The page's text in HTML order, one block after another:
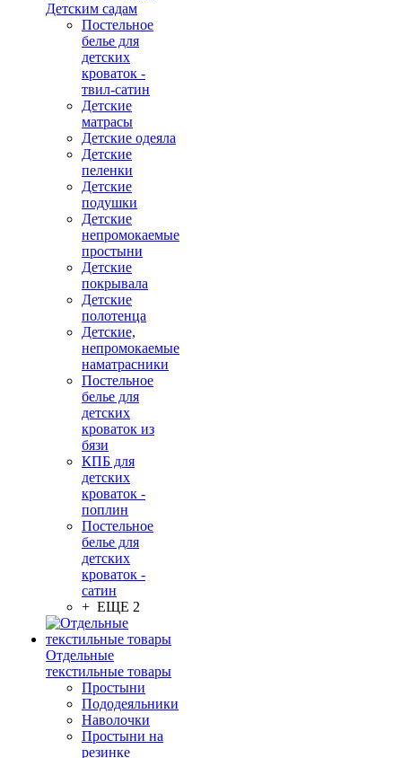
Детским садам
Постельное
белье для
детских
кроваток -
твил-сатин
Детские
матрасы
Детские одеяла
Детские
пеленки
Детские
подушки
Детские
непромокаемые
простыни
Детские
покрывала
Детские
полотенца
Детские,
непромокаемые
наматрасники
Постельное
белье для
детских
кроваток из
бязи
КПБ для
детских
кроваток -
поплин
Постельное
белье для
детских
кроваток -
сатин
+ ЕЩЕ 2
Отдельные
текстильные товары
Простыни
Пододеяльники
Наволочки
Простыни на
резинке